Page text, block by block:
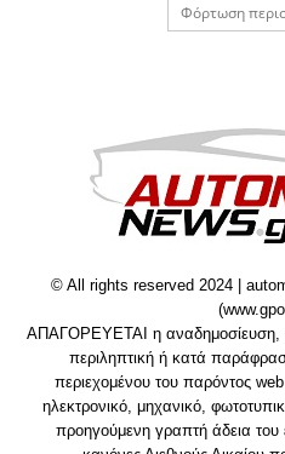
Φόρτωση
© All rights reserved 2024 |
ΑΠΑΓΟΡΕΥΕΤΑΙ η αναδημοσίευση,
περιληπτική ή κατά
περιεχομένου του παρόντος
ηλεκτρονικό, μηχανικό,
προηγούμενη γραπτή άδεια